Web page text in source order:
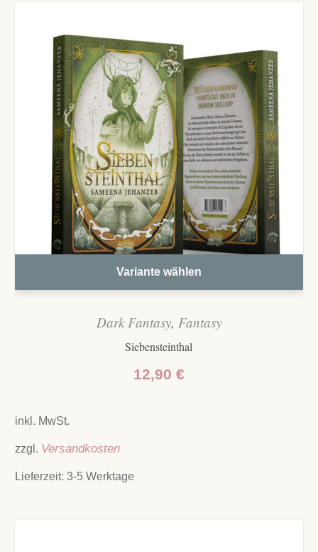
Variante wählen
Dark Fantasy, Fantasy
Siebensteinthal
12,90 €
inkl. MwSt.
zzgl. Versandkosten
Lieferzeit:3-5 Werktage